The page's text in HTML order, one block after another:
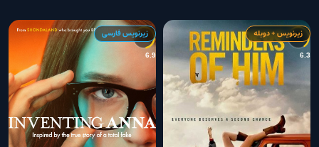
6.3
زیرنویس + دوبله
6.9
زیرنویس فارسی